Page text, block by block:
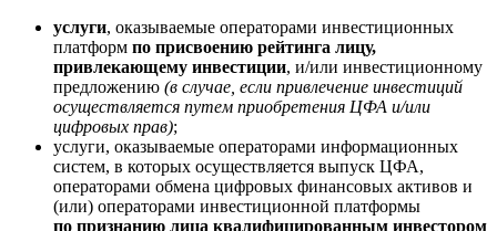
услуги, оказываемые операторами инвестиционных
платформ по присвоению рейтинга лицу,
привлекающему инвестиции, и/или инвестиционному
предложению (в случае, если привлечение инвестиций
осуществляется путем приобретения ЦФА и/или
цифровых прав);
услуги, оказываемые операторами информационных
систем, в которых осуществляется выпуск ЦФА,
операторами обмена цифровых финансовых активов и
(или) операторами инвестиционной платформы
по признанию лица квалифицированным инвестором